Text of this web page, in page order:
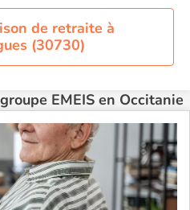
de retraite à
(30730)
EMEIS en Occitanie